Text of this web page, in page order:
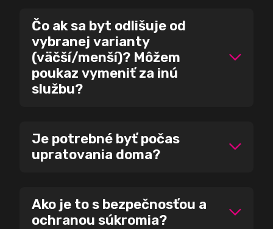
Čo ak sa byt odlišuje od
vybranej varianty
(väčší/menší)? Môžem
poukaz vymeniť za inú
službu?
Je potrebné byť počas
upratovania doma?
Ako je to s bezpečnosťou a
ochranou súkromia?